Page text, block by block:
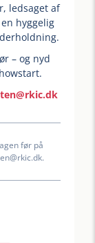
ledsaget af
hyggelig
– og nyd
før på